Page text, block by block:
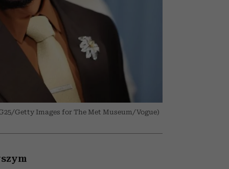
Getty Images for The Met Museum/Vogue)